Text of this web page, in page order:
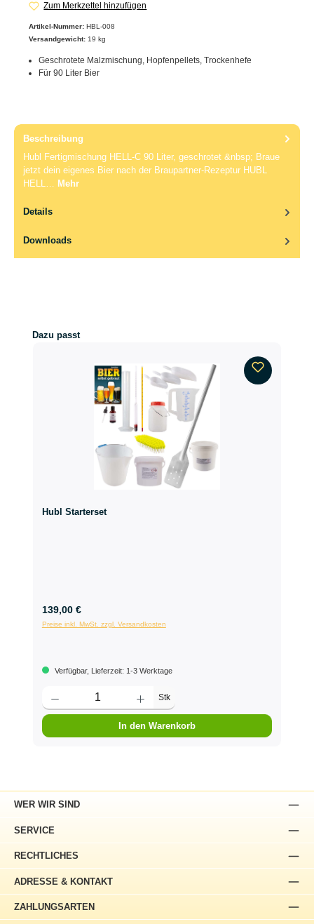
Zum Merkzettel hinzufügen
Artikel-Nummer: HBL-008
Versandgewicht: 19 kg
Geschrotete Malzmischung, Hopfenpellets, Trockenhefe
Für 90 Liter Bier
Beschreibung
Hubl Fertigmischung HELL-C 90 Liter, geschrotet &nbsp; Braue
jetzt dein eigenes Bier nach der Braupartner-Rezeptur HUBL
HELL… Mehr
Details
Downloads
Produktgalerie überspringen
Dazu passt
Hubl Starterset
139,00 €
Preise inkl. MwSt. zzgl. Versandkosten
Verfügbar, Lieferzeit: 1-3 Werktage
Stk
In den Warenkorb
ADRESSE & KONTAKT
WER WIR SIND
SERVICE
RECHTLICHES
ZAHLUNGSARTEN